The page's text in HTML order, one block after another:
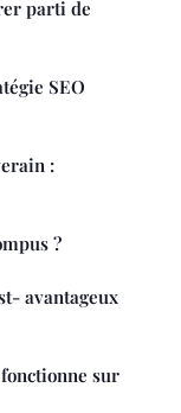
parti de
SEO
:
?
avantageux
sur